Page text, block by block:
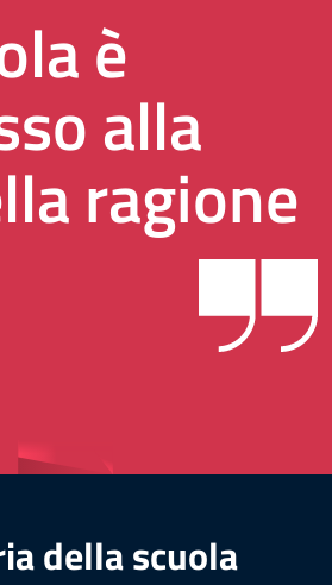
è
alla
ragione
della scuola